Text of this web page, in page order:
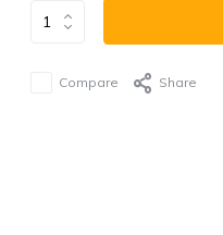
Compare Share